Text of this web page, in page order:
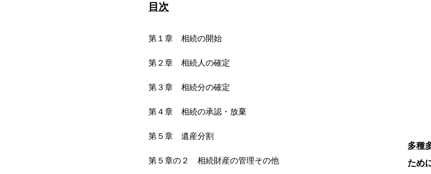
目次
第１章 相続の開始
第２章 相続人の確定
第３章 相続分の確定
第４章 相続の承認・放棄
第５章 遺産分割
第５章の２ 相続財産の管理その他
多種
ため